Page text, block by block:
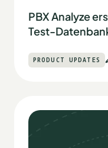
PBX Analyze
Test-
PRODUCT UPDATES